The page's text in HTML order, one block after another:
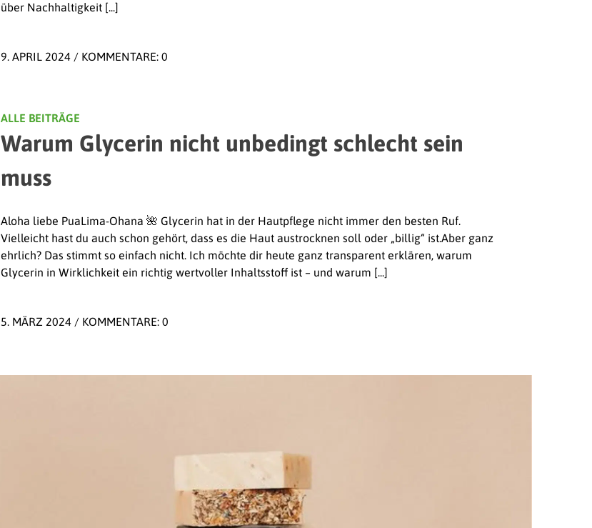
über Nachhaltigkeit [...]
9. APRIL 2024 /KOMMENTARE: 0
ALLE BEITRÄGE
Warum Glycerin nicht unbedingt schlecht sein
muss
Aloha liebe PuaLima-Ohana 🌺 Glycerin hat in der Hautpflege nicht immer den besten Ruf.
Vielleicht hast du auch schon gehört, dass es die Haut austrocknen soll oder „billig“ ist.Aber ganz
ehrlich? Das stimmt so einfach nicht. Ich möchte dir heute ganz transparent erklären, warum
Glycerin in Wirklichkeit ein richtig wertvoller Inhaltsstoff ist – und warum [...]
5. MÄRZ 2024 /KOMMENTARE: 0